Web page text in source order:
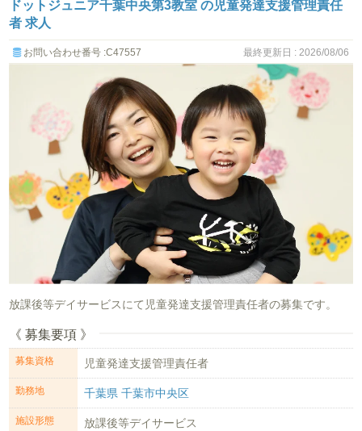
ドットジュニア千葉中央第3教室 の児童発達支援管理責任
者 求人
お問い合わせ番号 :C47557 最終更新日 : 2026/08/06
放課後等デイサービスにて児童発達支援管理責任者の募集です。
《 募集要項 》
募集資格 児童発達支援管理責任者
勤務地 千葉県 千葉市中央区
施設形態 放課後等デイサービス